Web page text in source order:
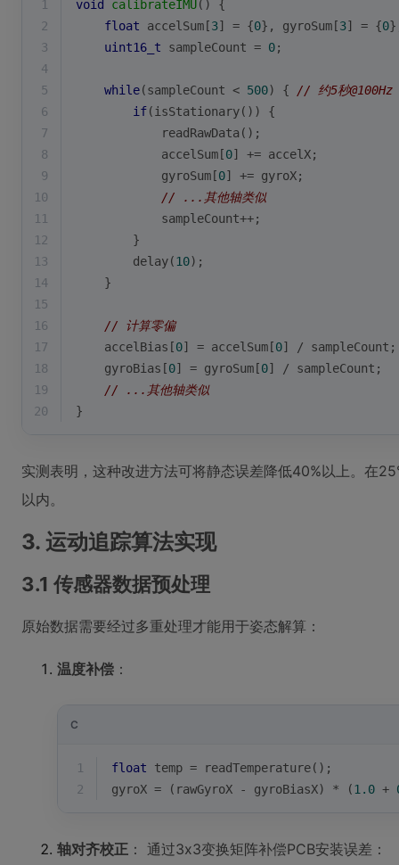
1 void calibrateIMU()
{
2
float accelSum[3] = {0}, gyroSum[3] = {0
3
uint16_t sampleCount = 0;
4
5
while(sampleCount < 500) { // 约5秒@100Hz
6
if(isStationary()) {
7
            readRawData();
8
            accelSum[
0] += accelX;
9
            gyroSum[
0] += gyroX;
10
// ...其他轴类似
11
            sampleCount++;
12
        }
13
        delay(
10);
14
    }
15
16
// 计算零偏
17
    accelBias[
0] = accelSum[0] / sampleCount;
18
    gyroBias[
0] = gyroSum[0] / sampleCount;
19
// ...其他轴类似
20
}
实测表明，这种改进方法可将静态误差降低40%以上。在
以内。
3. 运动追踪算法实现
3.1 传感器数据预处理
原始数据需要经过多重处理才能用于姿态解算：
温度补偿 ：
C
1 float temp = readTemperature();
2
gyroX = (rawGyroX - gyroBiasX) * (1.0 +
轴对齐校正 ： 通过3x3变换矩阵补偿PCB安装误差：